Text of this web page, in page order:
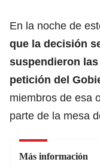
En la noche de
que la decisión
suspendieron
petición del
miembros de esa
parte de la mesa
Más información